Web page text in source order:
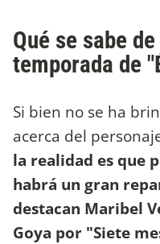
Qué se sabe
temporada de
Si bien no se ha
acerca del
la realidad es que
habrá un gran
destacan Maribel
Goya por "Siete